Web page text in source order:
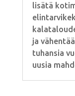
lisätä
ja
tuhansia
uusia